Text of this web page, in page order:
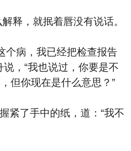
释，就抿着唇没有说话。
病，我已经把检查报告
，“我也说过，你要是不
但你现在是什么意思？”
了手中的纸，道：“我不